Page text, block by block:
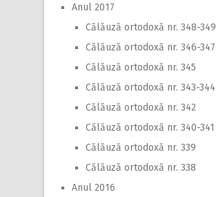
Anul 2017
Călăuză ortodoxă nr. 348-349
Călăuză ortodoxă nr. 346-347
Călăuză ortodoxă nr. 345
Călăuză ortodoxă nr. 343-344
Călăuză ortodoxă nr. 342
Călăuză ortodoxă nr. 340-341
Călăuză ortodoxă nr. 339
Călăuză ortodoxă nr. 338
Anul 2016